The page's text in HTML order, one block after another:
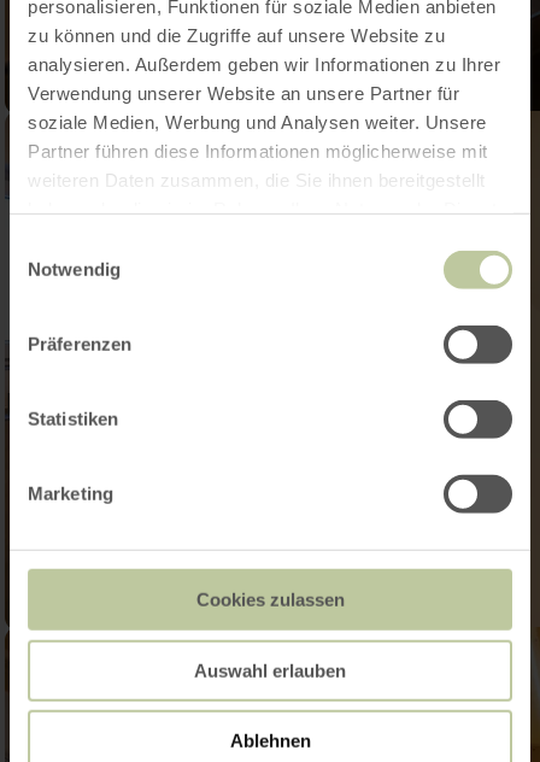
personalisieren, Funktionen für soziale Medien anbieten
zu können und die Zugriffe auf unsere Website zu
analysieren. Außerdem geben wir Informationen zu Ihrer
Verwendung unserer Website an unsere Partner für
soziale Medien, Werbung und Analysen weiter. Unsere
Partner führen diese Informationen möglicherweise mit
weiteren Daten zusammen, die Sie ihnen bereitgestellt
Notwendig
Präferenzen
Statistiken
Marketing
Cookies zulassen
Auswahl erlauben
Ablehnen